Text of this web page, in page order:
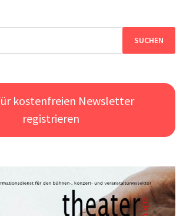
kostenfreien Newsletter
registrieren